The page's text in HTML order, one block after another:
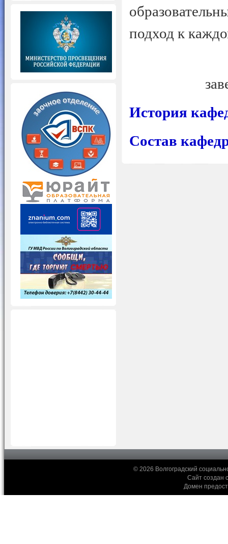
подход к
История
Состав
© 2026 Волгоградский
Сайт создан
Домен